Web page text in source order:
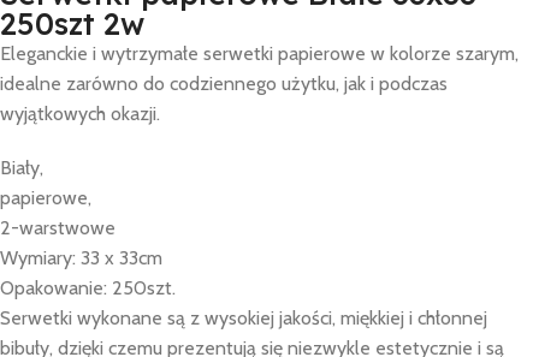
250szt 2w
Eleganckie i wytrzymałe serwetki papierowe w kolorze szarym,
idealne zarówno do codziennego użytku, jak i podczas
wyjątkowych okazji.
Biały,
papierowe,
2-warstwowe
Wymiary: 33 x 33cm
Opakowanie: 250szt.
Serwetki wykonane są z wysokiej jakości, miękkiej i chłonnej
bibuły, dzięki czemu prezentują się niezwykle estetycznie i są